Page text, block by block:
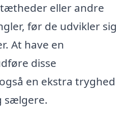
eller andre
før de udvikler sig
At have en
disse
en ekstra tryghed
sælgere.